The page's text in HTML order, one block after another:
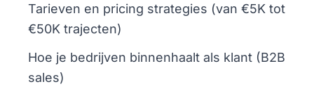
Tarieven en pricing strategies (van €5K tot
€50K trajecten)
Hoe je bedrijven binnenhaalt als klant (B2B
sales)